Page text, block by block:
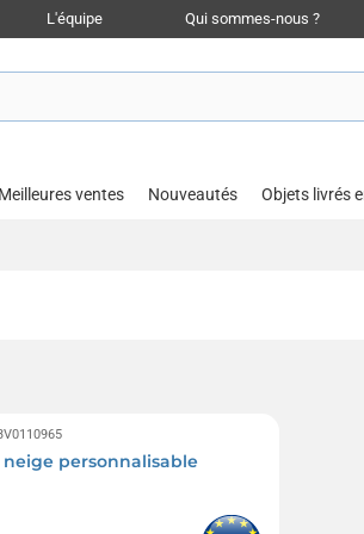
L'équipe Qui sommes-nous ?
Meilleures ventes Nouveautés Objets livrés
neige personnalisable